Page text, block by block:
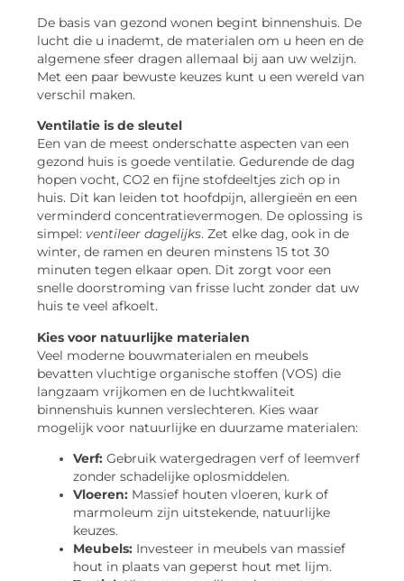
De basis van gezond wonen begint binnenshuis. De
lucht die u inademt, de materialen om u heen en de
algemene sfeer dragen allemaal bij aan uw welzijn.
Met een paar bewuste keuzes kunt u een wereld van
verschil maken.
Ventilatie is de sleutel
Een van de meest onderschatte aspecten van een
gezond huis is goede ventilatie. Gedurende de dag
hopen vocht, CO2 en fijne stofdeeltjes zich op in
huis. Dit kan leiden tot hoofdpijn, allergieën en een
verminderd concentratievermogen. De oplossing is
simpel: ventileer dagelijks. Zet elke dag, ook in de
winter, de ramen en deuren minstens 15 tot 30
minuten tegen elkaar open. Dit zorgt voor een
snelle doorstroming van frisse lucht zonder dat uw
huis te veel afkoelt.
Kies voor natuurlijke materialen
Veel moderne bouwmaterialen en meubels
bevatten vluchtige organische stoffen (VOS) die
langzaam vrijkomen en de luchtkwaliteit
binnenshuis kunnen verslechteren. Kies waar
mogelijk voor natuurlijke en duurzame materialen:
Verf: Gebruik watergedragen verf of leemverf
zonder schadelijke oplosmiddelen.
Vloeren: Massief houten vloeren, kurk of
marmoleum zijn uitstekende, natuurlijke
keuzes.
Meubels: Investeer in meubels van massief
hout in plaats van geperst hout met lijm.